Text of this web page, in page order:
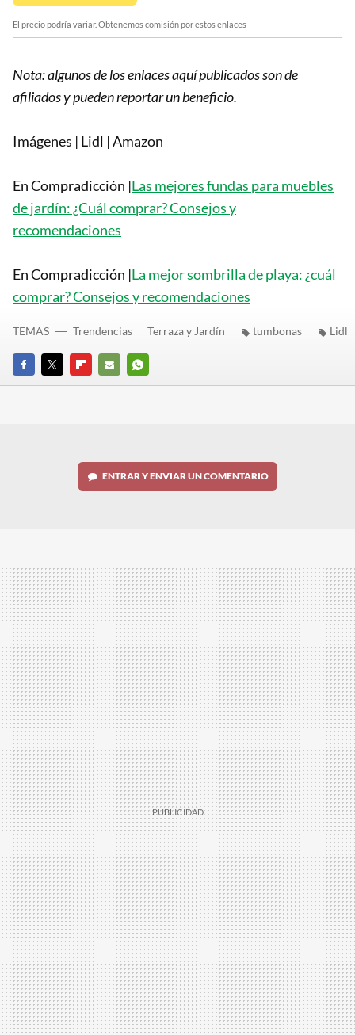
El precio podría variar. Obtenemos comisión por estos enlaces
Nota: algunos de los enlaces aquí publicados son de
afiliados y pueden reportar un beneficio.
Imágenes | Lidl | Amazon
En Compradicción |Las mejores fundas para muebles
de jardín: ¿Cuál comprar? Consejos y
recomendaciones
En Compradicción |La mejor sombrilla de playa: ¿cuál
comprar? Consejos y recomendaciones
FACEBOOK
TWITTERFLIPBOARD
E-
WHATSAPP
TEMAS Trendencias Terraza y Jardín tumbonas Lidl
ENTRAR Y ENVIAR UN COMENTARIO